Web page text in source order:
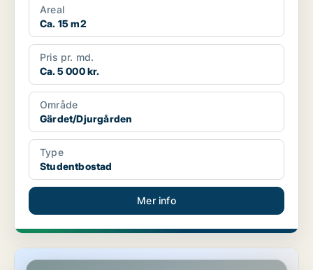
Areal
Ca. 15 m2
Pris pr. md.
Ca. 5 000 kr.
Område
Gärdet/Djurgården
Type
Studentbostad
Mer info
Studentbostad på Gärdet/Djurgården